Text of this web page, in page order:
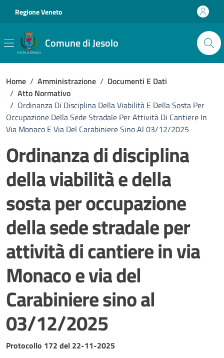
Regione Veneto
Comune di Jesolo
Home / Amministrazione / Documenti E Dati
/ Atto Normativo
/ Ordinanza Di Disciplina Della Viabilità E Della Sosta Per
Occupazione Della Sede Stradale Per Attività Di Cantiere In
Via Monaco E Via Del Carabiniere Sino Al 03/12/2025
Ordinanza di disciplina
della viabilità e della
sosta per occupazione
della sede stradale per
attività di cantiere in via
Monaco e via del
Carabiniere sino al
03/12/2025
Dettagli del documento
Protocollo 172 del 22-11-2025